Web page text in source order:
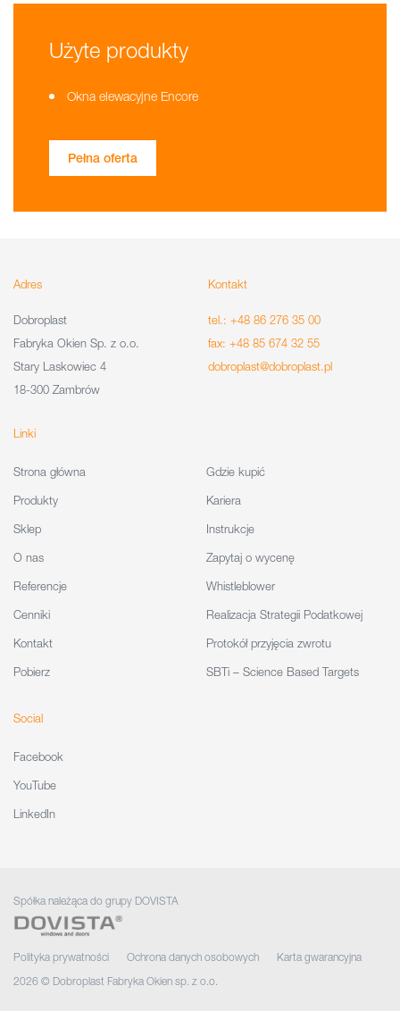
Użyte produkty
Okna elewacyjne Encore
Pełna oferta
Adres
Dobroplast
Fabryka Okien Sp. z o.o.
Stary Laskowiec 4
18-300 Zambrów
Kontakt
tel.: +48 86 276 35 00
fax: +48 85 674 32 55
dobroplast@dobroplast.pl
Linki
Strona główna
Produkty
Sklep
O nas
Referencje
Cenniki
Kontakt
Pobierz
Gdzie kupić
Kariera
Instrukcje
Zapytaj o wycenę
Whistleblower
Realizacja Strategii Podatkowej
Protokół przyjęcia zwrotu
SBTi – Science Based Targets
Social
Facebook
YouTube
LinkedIn
Spółka należąca do grupy DOVISTA
Polityka prywatności Ochrona danych osobowych
Karta gwarancyjna
2026 © Dobroplast Fabryka Okien sp. z o.o.